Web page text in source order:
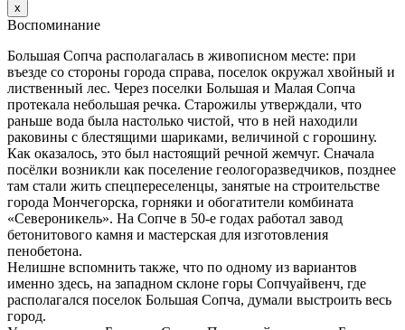
х
Воспоминание
Большая Сопча располагалась в живописном месте: при
въезде со стороны города справа, поселок окружал хвойный и
лиственный лес. Через поселки Большая и Малая Сопча
протекала небольшая речка. Старожилы утверждали, что
раньше вода была настолько чистой, что в ней находили
раковины с блестящими шариками, величиной с горошину.
Как оказалось, это был настоящий речной жемчуг. Сначала
посёлки возникли как поселение геологоразведчиков, позднее
там стали жить спецпереселенцы, занятые на строительстве
города Мончегорска, горняки и обогатители комбината
«Североникель». На Сопче в 50-е годах работал завод
бетонитового камня и мастерская для изготовления
пенобетона.
Нелишне вспомнить также, что по одному из вариантов
именно здесь, на западном склоне горы Сопчуайвенч, где
располагался поселок Большая Сопча, думали выстроить весь
город.